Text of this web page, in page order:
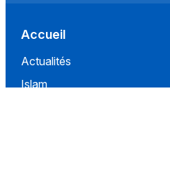
Accueil
Actualités
Islam